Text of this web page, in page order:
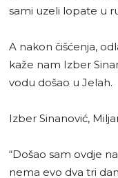
sami uzeli lopate u
A nakon čišćenja,
kaže nam Izber
vodu došao u Jelah.
Izber Sinanović,
“Došao sam ovdje
nema evo dva tri